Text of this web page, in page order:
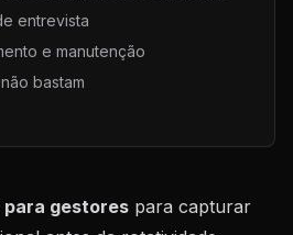
entrevista
e manutenção
bastam
gestores para capturar